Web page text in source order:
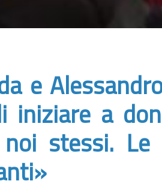
e
iniziare a
stessi.